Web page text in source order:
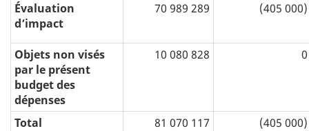
Évaluation
d’impact
70 989 289 (405 000)
Objets non visés
par le présent
budget des
dépenses
10 080 828 0
Total 81 070 117
(405 000)